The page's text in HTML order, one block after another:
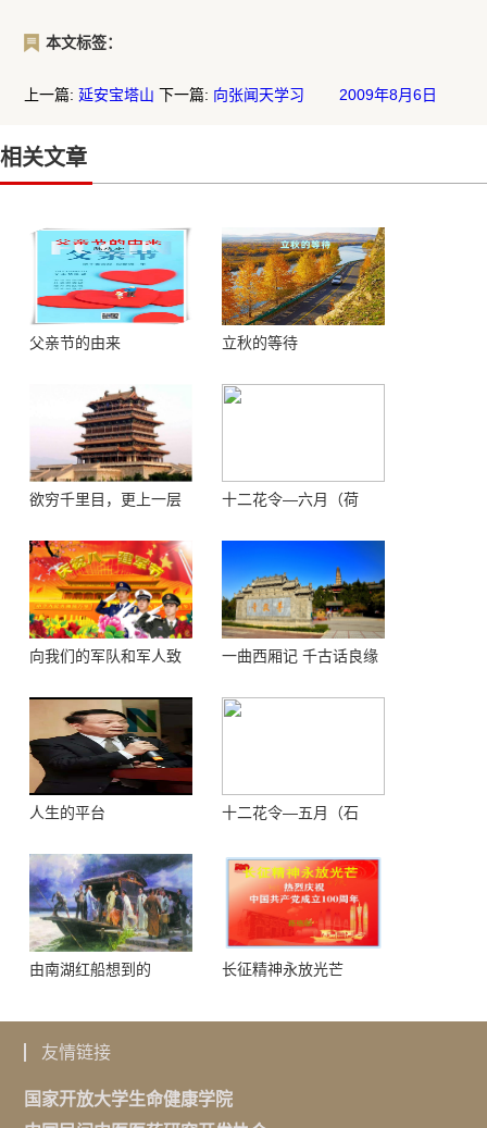
本文标签：
上一篇:延安宝塔山 下一篇: 向张闻天学习 2009年8月6日
相关文章
父亲节的由来 立秋的等待
欲穷千里目，更上一层
十二花令—六月（荷
向我们的军队和军人致
一曲西厢记 千古话良缘
人生的平台
十二花令—五月（石
由南湖红船想到的 长征精神永放光芒
友情链接
国家开放大学生命健康学院